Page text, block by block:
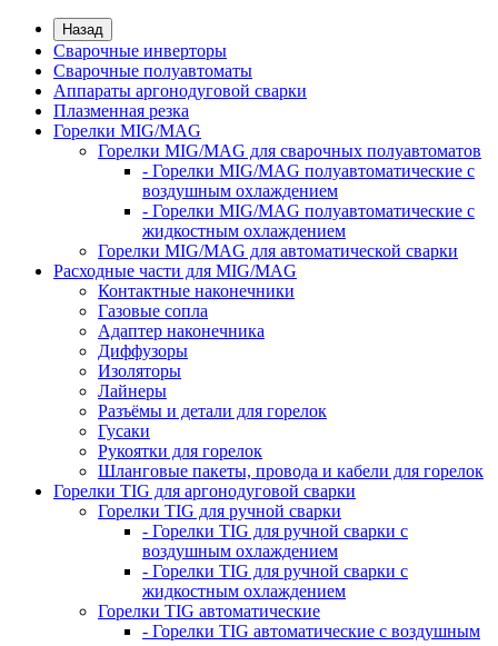
Назад
Сварочные инверторы
Сварочные полуавтоматы
Аппараты аргонодуговой сварки
Плазменная резка
Горелки MIG/MAG
Горелки MIG/MAG для сварочных полуавтоматов
- Горелки MIG/MAG полуавтоматические с
воздушным охлаждением
- Горелки MIG/MAG полуавтоматические с
жидкостным охлаждением
Горелки MIG/MAG для автоматической сварки
Расходные части для MIG/MAG
Контактные наконечники
Газовые сопла
Адаптер наконечника
Диффузоры
Изоляторы
Лайнеры
Разъёмы и детали для горелок
Гусаки
Рукоятки для горелок
Шланговые пакеты, провода и кабели для горелок
Горелки TIG для аргонодуговой сварки
Горелки TIG для ручной сварки
- Горелки TIG для ручной сварки с
воздушным охлаждением
- Горелки TIG для ручной сварки с
жидкостным охлаждением
Горелки TIG автоматические
- Горелки TIG автоматические с воздушным